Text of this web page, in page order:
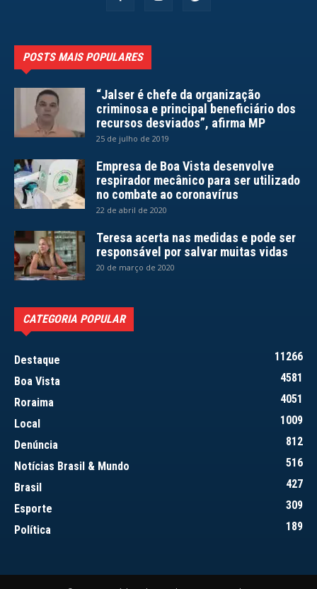
POSTS MAIS POPULARES
“Jalser é chefe da organização
criminosa e principal beneficiário dos
recursos desviados”, afirma MP
25 de julho de 2019
Empresa de Boa Vista desenvolve
respirador mecânico para ser utilizado
no combate ao coronavírus
22 de abril de 2020
Teresa acerta nas medidas e pode ser
responsável por salvar muitas vidas
20 de março de 2020
CATEGORIA POPULAR
Destaque
11266
Boa Vista
4581
Roraima
4051
Local
1009
Denúncia
812
Notícias Brasil & Mundo
516
Brasil
427
Esporte
309
Política
189